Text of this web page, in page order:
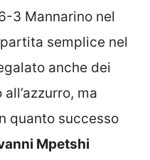
3 Mannarino nel
semplice nel
anche dei
ma
quanto successo
Mpetshi